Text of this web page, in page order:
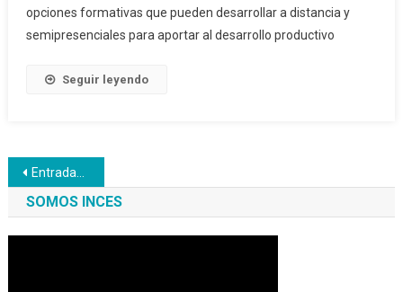
opciones formativas que pueden desarrollar a distancia y
semipresenciales para aportar al desarrollo productivo
Seguir leyendo
Navegación
de
entradas
Entradas anteriores
SOMOS INCES